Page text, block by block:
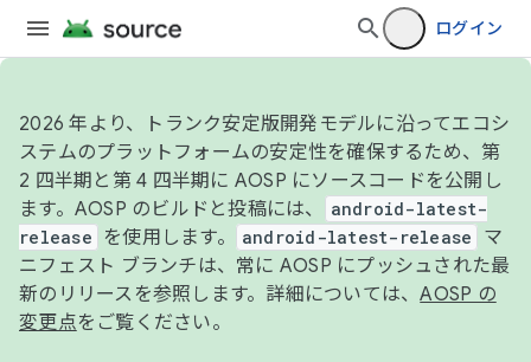
ログイン
2026 年より、トランク安定版開発モデルに沿ってエコシ
ステムのプラットフォームの安定性を確保するため、第
2 四半期と第 4 四半期に AOSP にソースコードを公開し
ます。AOSP のビルドと投稿には、
android-latest-
release
を使用します。 android-latest-release
マ
ニフェスト ブランチは、常に AOSP にプッシュされた最
新のリリースを参照します。詳細については、AOSP の
変更点をご覧ください。